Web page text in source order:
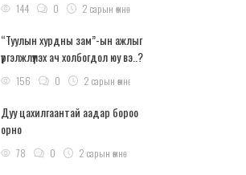
144 0 2 сарын өмнө
“Туулын хурдны зам”-ын ажлыг
үргэлжлүүлэх ач холбогдол юу вэ..?
156 0 2 сарын өмнө
Дуу цахилгаантай аадар бороо
орно
78 0 2 сарын өмнө